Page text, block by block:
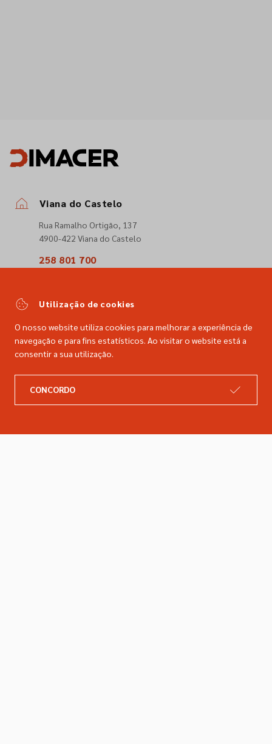
Viana do Castelo
Rua Ramalho Ortigão, 137
4900-422 Viana do Castelo
258 801 700
comercial@dimacer.com
Catálogo
Utilização de cookies
O nosso website utiliza cookies para melhorar a experiência de
navegação e para fins estatísticos. Ao visitar o website está a
consentir a sua utilização.
CONCORDO